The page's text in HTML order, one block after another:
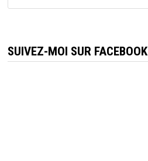
SUIVEZ-MOI SUR FACEBOOK